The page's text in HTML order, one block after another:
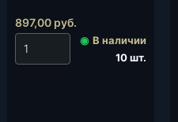
6103235-00), шт.
897,00 руб.
◉ В наличии
10 шт.